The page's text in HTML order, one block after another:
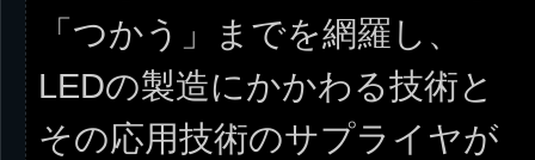
「つかう」までを網羅し、
LEDの製造にかかわる技術と
その応用技術のサプライヤが